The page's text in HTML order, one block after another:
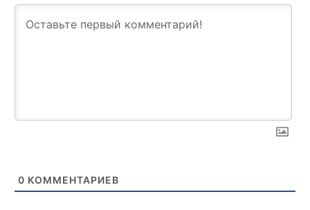
0 КОММЕНТАРИЕВ